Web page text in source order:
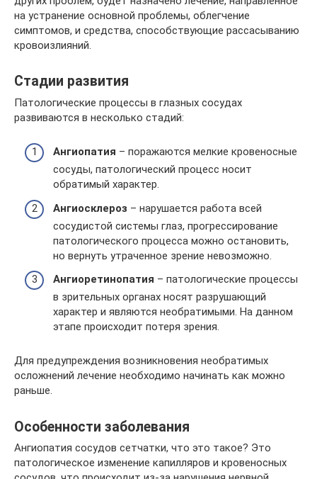
на устранение основной проблемы, облегчение
симптомов, и средства, способствующие рассасыванию
кровоизлияний.
Стадии развития
Патологические процессы в глазных сосудах
развиваются в несколько стадий:
Ангиопатия – поражаются мелкие кровеносные
сосуды, патологический процесс носит
обратимый характер.
Ангиосклероз – нарушается работа всей
сосудистой системы глаз, прогрессирование
патологического процесса можно остановить,
но вернуть утраченное зрение невозможно.
Ангиоретинопатия – патологические процессы
в зрительных органах носят разрушающий
характер и являются необратимыми. На данном
этапе происходит потеря зрения.
Для предупреждения возникновения необратимых
осложнений лечение необходимо начинать как можно
раньше.
Особенности заболевания
Ангиопатия сосудов сетчатки, что это такое? Это
патологическое изменение капилляров и кровеносных